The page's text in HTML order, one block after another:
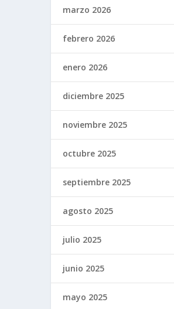
marzo 2026
febrero 2026
enero 2026
diciembre 2025
noviembre 2025
octubre 2025
septiembre 2025
agosto 2025
julio 2025
junio 2025
mayo 2025